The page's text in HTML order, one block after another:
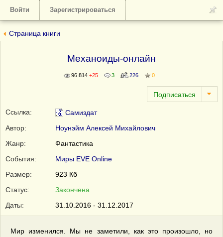
Войти Зарегистрироваться
Страница книги
Механоиды-онлайн
96 814 +25 3 226 0
Ссылка:
Самиздат
Автор:
Ноунэйм Алексей Михайлович
Жанр:
Фантастика
События:
Миры EVE Online
Размер:
923 Кб
Статус:
Закончена
Даты:
31.10.2016 - 31.12.2017
Мир изменился. Мы не заметили, как это произошло, но